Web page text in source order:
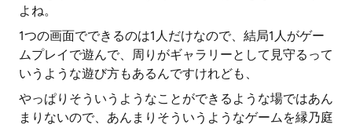
よね。
1つの画面でできるのは1人だけなので、結局1人がゲー
ムプレイで遊んで、周りがギャラリーとして見守るって
いうような遊び方もあるんですけれども、
やっぱりそういうようなことができるような場ではあん
まりないので、あんまりそういうようなゲームを縁乃庭